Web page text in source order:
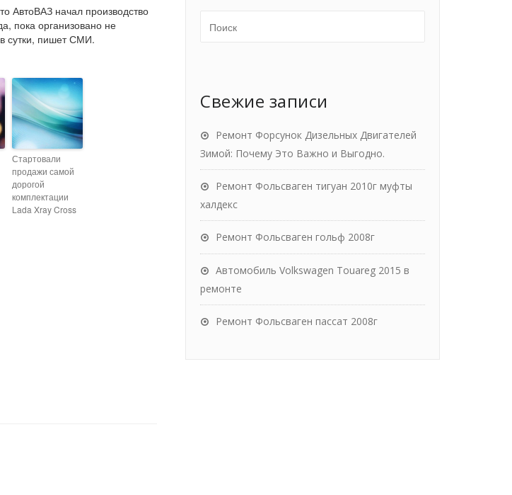
АвтоВАЗ начал производство
пока организовано не
сутки, пишет СМИ.
Стартовали
продажи самой
дорогой
комплектации
Lada Xray Cross
Свежие записи
Ремонт Форсунок Дизельных Двигателей
Зимой: Почему Это Важно и Выгодно.
Ремонт Фольсваген тигуан 2010г муфты
халдекс
Ремонт Фольсваген гольф 2008г
Автомобиль Volkswagen Touareg 2015 в
ремонте
Ремонт Фольсваген пассат 2008г